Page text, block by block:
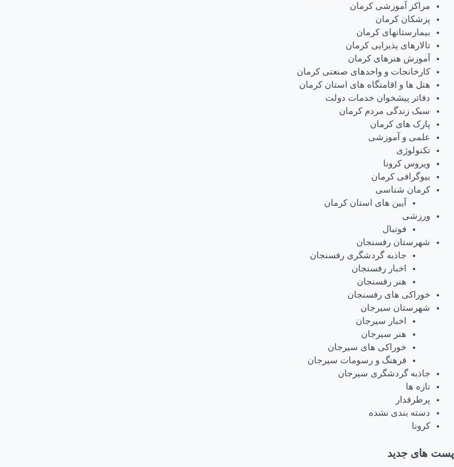
مراکز آموزشی کرمان
پزشکان کرمان
بیمارستانهای کرمان
تالارهای پذیرایی کرمان
آموزش هنرهای کرمان
کارخانجات و واحدهای صنعتی کرمان
هتل ها و اقامتگاه های استان کرمان
دفاتر پیشخوان خدمات دولت
سبک زندگی مردم کرمان
پارک های کرمان
علمی و آموزشی
تکنولوژی
ویروس کرونا
بیوگرافی کرمان
کرمان شناسی
آیین های استان کرمان
ورزشی
فوتبال
شهرستان رفسنجان
جاذبه گردشگری رفسنجان
اخبار رفسنجان
هنر رفسنجان
خوراکی های رفسنجان
شهرستان سیرجان
اخبار سیرجان
هنر سیرجان
خوراکی های سیرجان
فرهنگ و رسومات سیرجان
جاذبه گردشگری سیرجان
تازه ها
پرطرفدار
دسته بندی نشده
کرونا
پست های جدید